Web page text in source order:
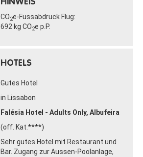
HINWEIS
CO2e-Fussabdruck Flug:
692 kg CO2e p.P.
HOTELS
Gutes Hotel
in Lissabon
Falésia Hotel - Adults Only, Albufeira
(off. Kat.****)
Sehr gutes Hotel mit Restaurant und
Bar. Zugang zur Aussen-Poolanlage,